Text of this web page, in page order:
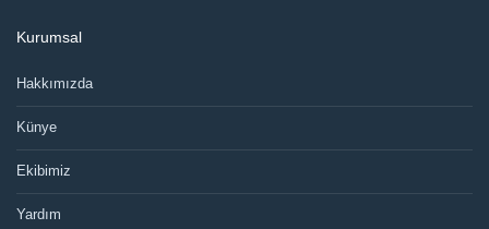
Kurumsal
Hakkımızda
Künye
Ekibimiz
Yardım